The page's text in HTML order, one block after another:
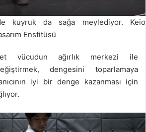
kuyruk da sağa meylediyor. Keio
Enstitüsü
vücudun ağırlık merkezi ile
dengesini toparlamaya
iyi bir denge kazanması için